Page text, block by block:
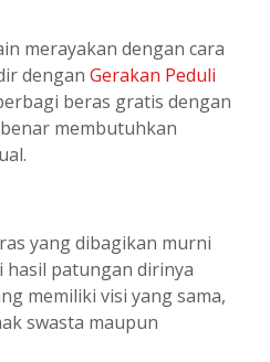
merayakan dengan cara
dengan Gerakan Peduli
beras gratis dengan
membutuhkan
yang dibagikan murni
hasil patungan dirinya
memiliki visi yang sama,
swasta maupun